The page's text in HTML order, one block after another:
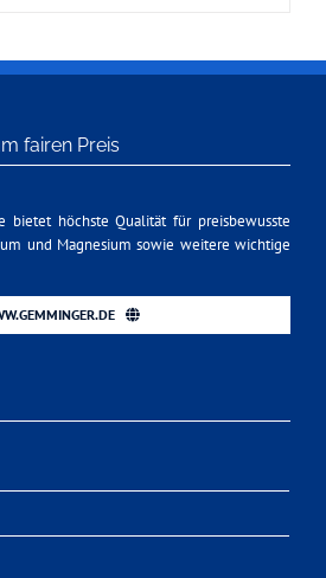
fairen Preis
bietet höchste Qualität für preisbewusste
und Magnesium sowie weitere wichtige